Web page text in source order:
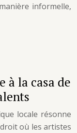
informelle,
à la casa de
locale résonne
où les artistes